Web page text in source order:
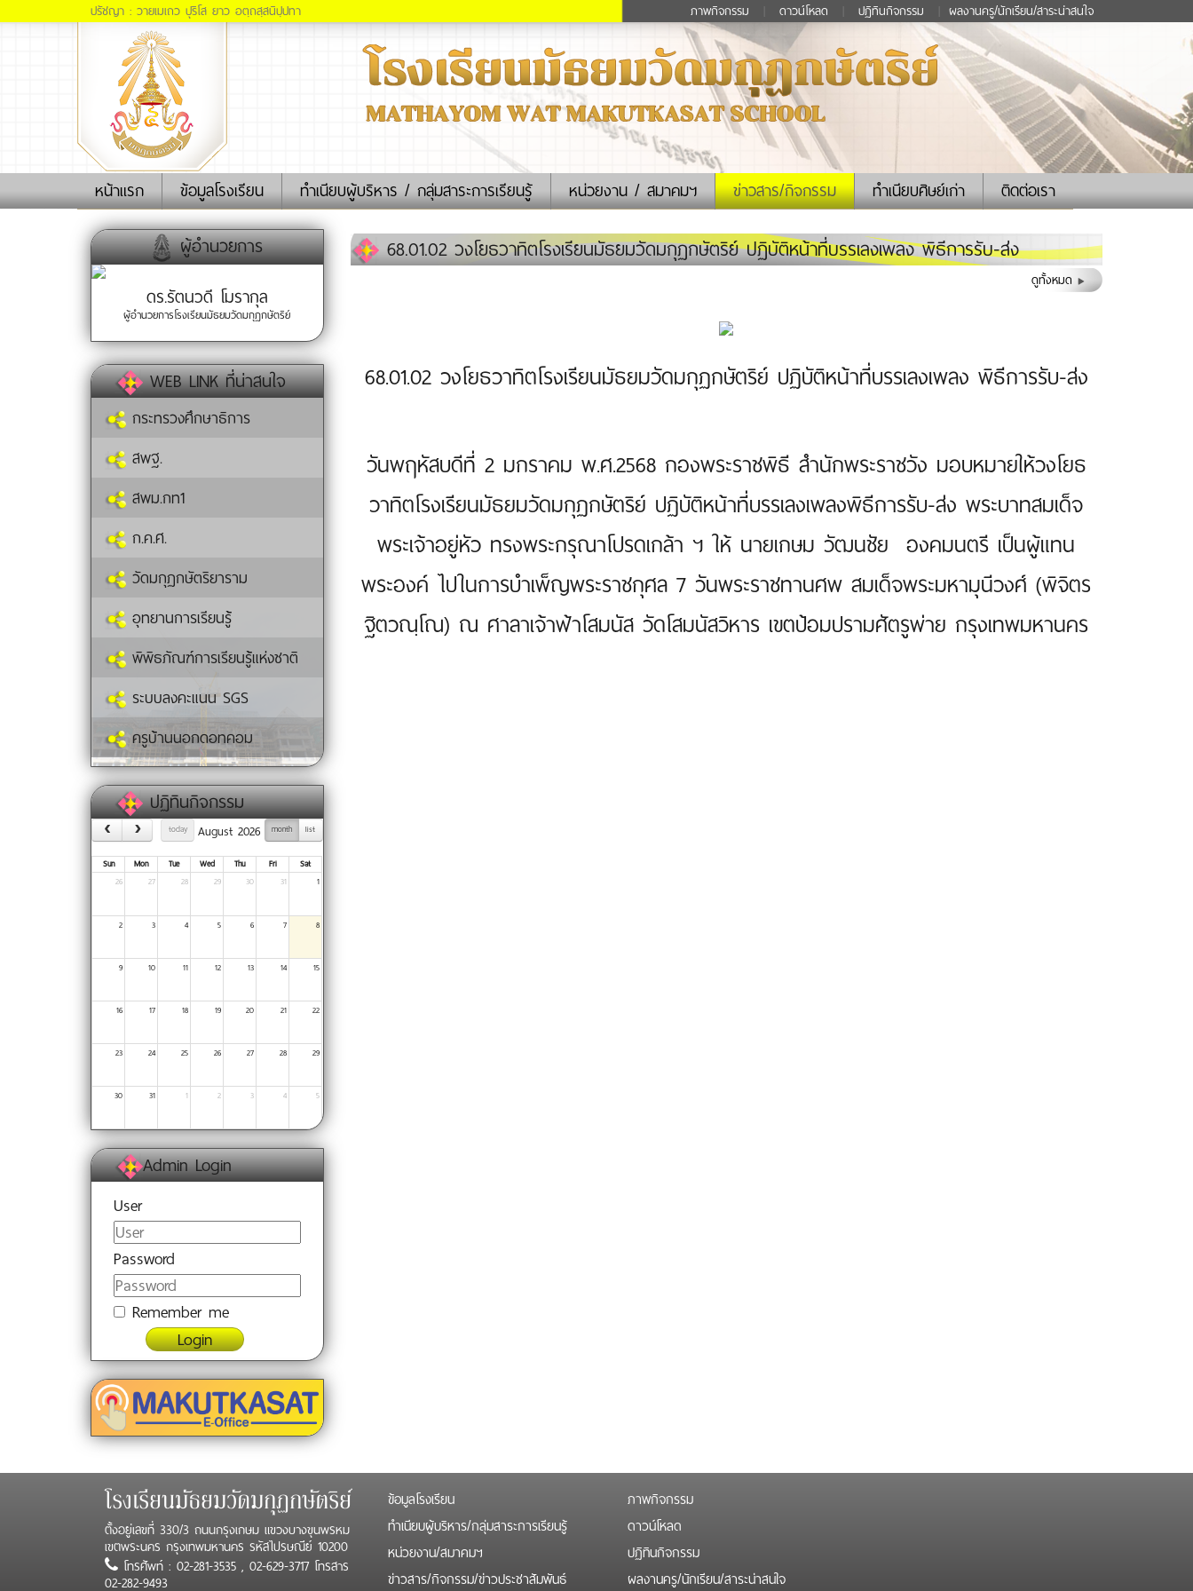
ปรัชญา : วายเมเถว ปุริโส ยาว อตฺถสฺสนิปฺปทา ภาพกิจกรรม ดาวน์โหลด ปฏิทินกิจกรรม ผลงานครู/นักเรียน/สาระน่าสนใจ
หน้าแรก(current)ข้อมูลโรงเรียน ทำเนียบผู้บริหาร / กลุ่มสาระการเรียนรู้ หน่วยงาน / สมาคมฯ ข่าวสาร/กิจกรรม ทำเนียบศิษย์เก่า ติดต่อเรา
ผู้อำนวยการ
ดร.รัตนวดี โมรากุล
ผู้อำนวยการโรงเรียนมัธยมวัดมกุฏกษัตริย์
WEB LINK ที่น่าสนใจ
กระทรวงศึกษาธิการ
สพฐ.
สพม.กท1
ก.ค.ศ.
วัดมกุฏกษัตริยาราม
อุทยานการเรียนรู้
พิพิธภัณฑ์การเรียนรู้แห่งชาติ
ระบบลงคะแนน SGS
ครูบ้านนอกดอทคอม
ปฏิทินกิจกรรม
today month list
August 2026
Sun Mon Tue Wed Thu Fri
Sat
26
27 28 29 30 31 1
2 3 4 5 6 7 8
9 10 11 12 13 14 15
16 17 18 19 20 21 22
23 24 25 26 27 28 29
30 31 1 2 3 4 5
Admin Login
User
Password
Remember me
Login
68.01.02 วงโยธวาทิตโรงเรียนมัธยมวัดมกุฏกษัตริย์ ปฏิบัติหน้าที่บรรเลงเพลง พิธีการรับ-ส่ง
ดูทั้งหมด
68.01.02 วงโยธวาทิตโรงเรียนมัธยมวัดมกุฏกษัตริย์ ปฏิบัติหน้าที่บรรเลงเพลง พิธีการรับ-ส่ง
วันพฤหัสบดีที่ 2 มกราคม พ.ศ.2568 กองพระราชพิธี สำนักพระราชวัง มอบหมายให้วงโยธ
วาทิตโรงเรียนมัธยมวัดมกุฏกษัตริย์ ปฏิบัติหน้าที่บรรเลงเพลงพิธีการรับ-ส่ง พระบาทสมเด็จ
พระเจ้าอยู่หัว ทรงพระกรุณาโปรดเกล้า ฯ ให้ นายเกษม วัฒนชัย องคมนตรี เป็นผู้แทน
พระองค์ ไปในการบำเพ็ญพระราชกุศล 7 วันพระราชทานศพ สมเด็จพระมหามุนีวงศ์ (พิจิตร
ฐิตวณฺโณ) ณ ศาลาเจ้าฟ้าโสมนัส วัดโสมนัสวิหาร เขตป้อมปรามศัตรูพ่าย กรุงเทพมหานคร
โรงเรียนมัธยมวัดมกุฏกษัตริย์
ตั้งอยู่เลขที่ 330/3 ถนนกรุงเกษม แขวงบางขุนพรหม
เขตพระนคร กรุงเทพมหานคร รหัสไปรษณีย์ 10200
โทรศัพท์ : 02-281-3535 , 02-629-3717 โทรสาร
02-282-9493
ข้อมูลโรงเรียน
ทำเนียบผู้บริหาร/กลุ่มสาระการเรียนรู้
หน่วยงาน/สมาคมฯ
ข่าวสาร/กิจกรรม/ข่าวประชาสัมพันธ์
ภาพกิจกรรม
ดาวน์โหลด
ปฏิทินกิจกรรม
ผลงานครู/นักเรียน/สาระน่าสนใจ